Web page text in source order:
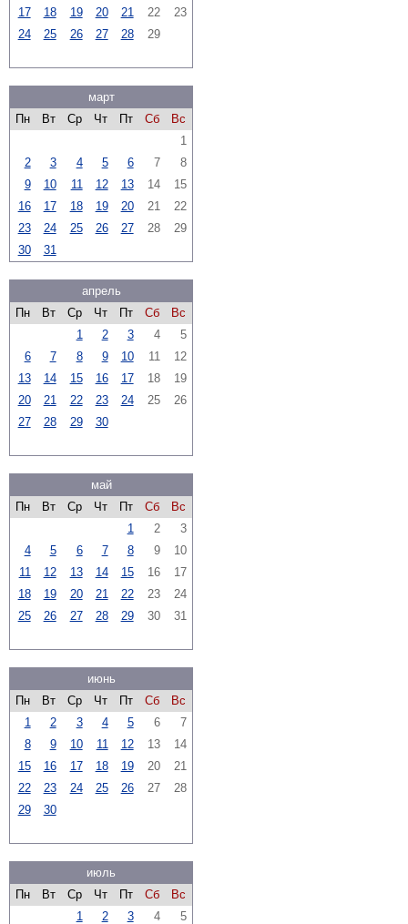
17 18 19 20 21 22
23
24
25 26 27 28 29
март
Пн
Вт Ср Чт Пт Сб
Вс
1
2
3 4 5 6 7
8
9
10 11 12 13 14
15
16
17 18 19 20 21
22
23
24 25 26 27 28
29
30
31
апрель
Пн
Вт Ср Чт Пт Сб
Вс
1
2 3 4
5
6
7 8 9 10 11
12
13
14 15 16 17 18
19
20
21 22 23 24 25
26
27
28 29 30
май
Пн
Вт Ср Чт Пт Сб
Вс
1
2
3
4
5 6 7 8 9
10
11
12 13 14 15 16
17
18
19 20 21 22 23
24
25
26 27 28 29 30 31
июнь
Пн
Вт Ср Чт Пт Сб
Вс
1
2 3 4 5 6
7
8
9 10 11 12 13
14
15
16 17 18 19 20
21
22
23 24 25 26 27
28
29
30
июль
Пн
Вт Ср Чт Пт Сб
Вс
1
2 3 4
5